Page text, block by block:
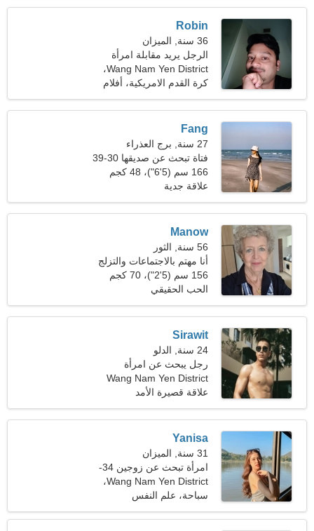
Robin
36 سنة, الميزان
الرجل يريد مقابلة امرأة
Wang Nam Yen District،
تايلاند
كرة القدم الامريكية، أفلام
فيديو
Fang
27 سنة, برج العذراء
فتاة تبحث عن صديقها 30-39
166 سم (5'6")، 48 كجم
(105 رطل)
علاقة جدية
Manow
56 سنة, الثور
أنا مهتم بالاجتماعات والتزلج
156 سم (5'2")، 70 كجم
(154 رطلا)
الحب الحقيقي
Sirawit
24 سنة, الدلو
رجل يبحث عن امرأة
Wang Nam Yen District
علاقة قصيرة الأمد
Yanisa
31 سنة, الميزان
امرأة تبحث عن زوجين 34-
39
Wang Nam Yen District،
تايلاند
سباحة، علم النفس